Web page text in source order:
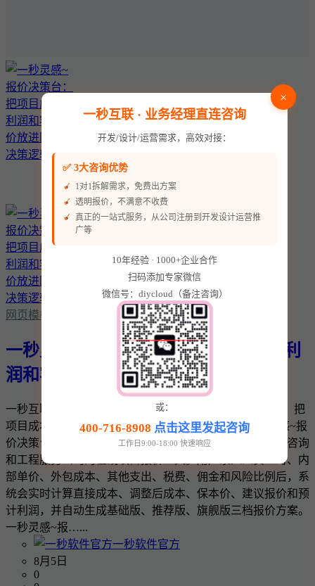
网页模板
一秒灵感~报价决策台：把项目成本、利
润和客户报价放进同一套决策逻辑
一秒互联 · 一秒灵感实用商业工具 一秒灵感~报价决策台：把
项目成本、利润和客户报价放进同一套决策逻辑 一秒灵感~报
价决策台是一款面向网站建设、软件开发、设计、广告、咨询
和工程服务公司的在线项目报价工具。用户录入人员工时、内
部单价、外包成本、其他支出、税费、佣金和风险比例后，系
统会实时计算直接成本、调整后成本、保本价、建议报价和预
计利润，并自动生成基础版、推荐版、旗舰版三档报价方案。
一秒灵感~报…...
一秒软件官方
8月5日
0
×
一秒互联 · 业务经理直连咨询
开发/设计/运营需求，高效对接：
✅ 3大咨询优势
1对1拆解需求，免费出方案
透明报价，不满意不收费
真正的一站式服务，从公司注册到开发设计运营推
广等
10年经验 · 1000+企业合作
扫码添加专家微信
微信号：diycloud（备注咨询）
或：
400-716-8908 点击这里发起咨询
工作日9:00-18:00 快速响应